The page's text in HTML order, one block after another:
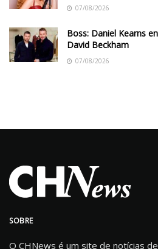
07/08/2026
Boss: Daniel Kearns
David Beckham
07/08/2026
SOBRE
O CHNews é um site de notícias